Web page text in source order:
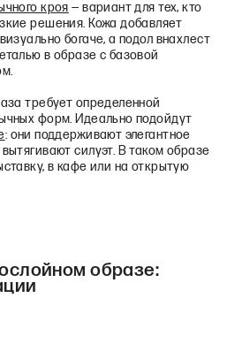
кроя — вариант для тех, кто
решения. Кожа добавляет
богаче, а подол внахлест
в образе с базовой
требует определенной
форм. Идеально подойдут
: они поддерживают элегантное
силуэт. В таком образе
в кафе или на открытую
образе: